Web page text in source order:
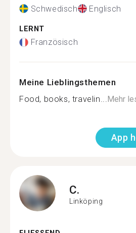
Schwedisch Englisch
LERNT
Französisch
Meine Lieblingsthemen
Food, books, travelin...Mehr
App
C.
Linköping